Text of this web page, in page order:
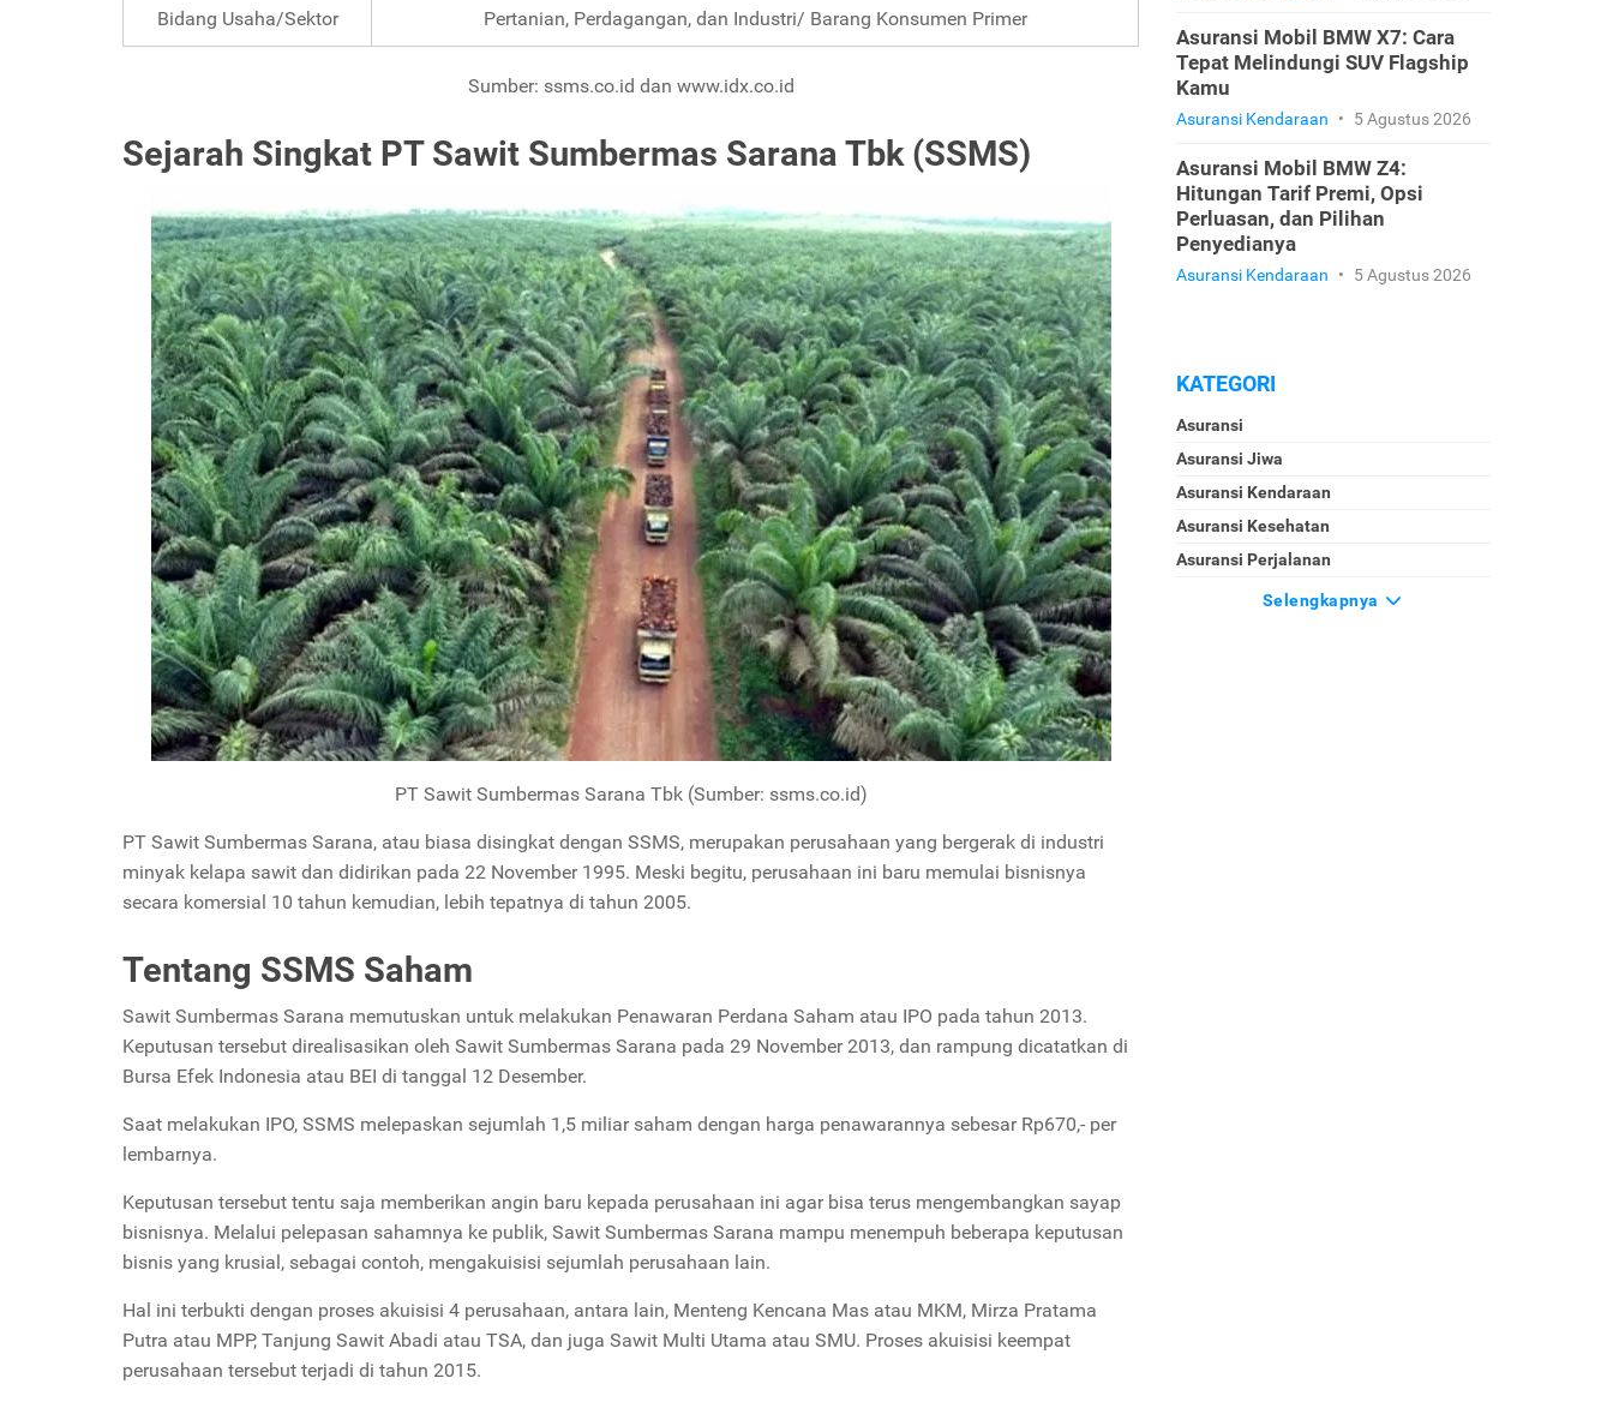
Bidang Usaha/Sektor Pertanian, Perdagangan, dan Industri/ Barang Konsumen Primer
Sumber: ssms.co.id dan www.idx.co.id
Sejarah Singkat PT Sawit Sumbermas Sarana Tbk (SSMS)
PT Sawit Sumbermas Sarana Tbk (Sumber: ssms.co.id)
PT Sawit Sumbermas Sarana, atau biasa disingkat dengan SSMS, merupakan perusahaan yang bergerak di industri
minyak kelapa sawit dan didirikan pada 22 November 1995. Meski begitu, perusahaan ini baru memulai bisnisnya
secara komersial 10 tahun kemudian, lebih tepatnya di tahun 2005.
Tentang SSMS Saham
Sawit Sumbermas Sarana memutuskan untuk melakukan Penawaran Perdana Saham atau IPO pada tahun 2013.
Keputusan tersebut direalisasikan oleh Sawit Sumbermas Sarana pada 29 November 2013, dan rampung dicatatkan di
Bursa Efek Indonesia atau BEI di tanggal 12 Desember.
Saat melakukan IPO, SSMS melepaskan sejumlah 1,5 miliar saham dengan harga penawarannya sebesar Rp670,- per
lembarnya.
Keputusan tersebut tentu saja memberikan angin baru kepada perusahaan ini agar bisa terus mengembangkan sayap
bisnisnya. Melalui pelepasan sahamnya ke publik, Sawit Sumbermas Sarana mampu menempuh beberapa keputusan
bisnis yang krusial, sebagai contoh, mengakuisisi sejumlah perusahaan lain.
Hal ini terbukti dengan proses akuisisi 4 perusahaan, antara lain, Menteng Kencana Mas atau MKM, Mirza Pratama
Putra atau MPP, Tanjung Sawit Abadi atau TSA, dan juga Sawit Multi Utama atau SMU. Proses akuisisi keempat
perusahaan tersebut terjadi di tahun 2015.
Asuransi Mobil BMW X7: Cara
Tepat Melindungi SUV Flagship
Kamu
Asuransi Kendaraan • 5 Agustus 2026
Asuransi Mobil BMW Z4:
Hitungan Tarif Premi, Opsi
Perluasan, dan Pilihan
Penyedianya
Asuransi Kendaraan • 5 Agustus 2026
KATEGORI
Asuransi
Asuransi Jiwa
Asuransi Kendaraan
Asuransi Kesehatan
Asuransi Perjalanan
Selengkapnya